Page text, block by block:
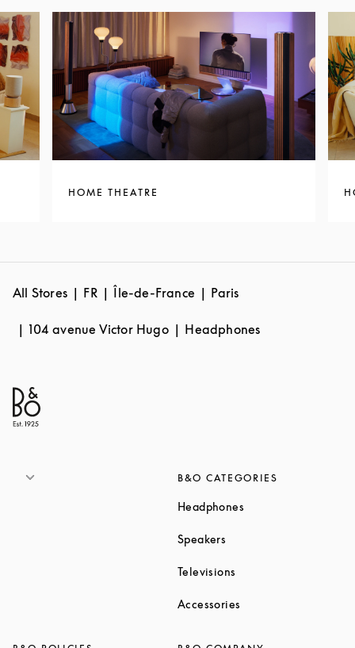
HOME THEATRE
All Stores FR Île-de-France Paris
104 avenue Victor Hugo Headphones
B&O CATEGORIES
Headphones
Speakers
Televisions
Accessories